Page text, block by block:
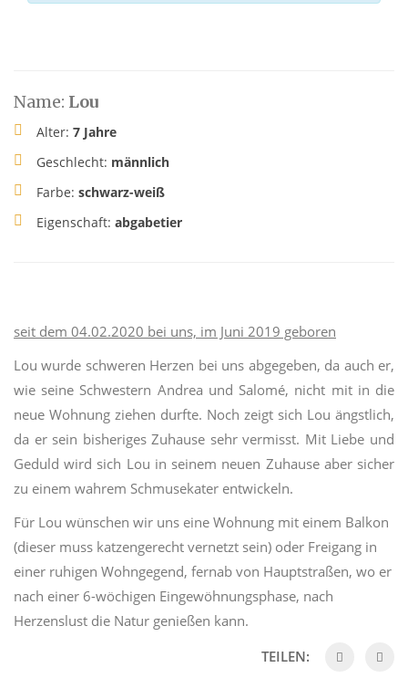
Name: Lou
Alter: 7 Jahre
Geschlecht: männlich
Farbe: schwarz-weiß
Eigenschaft: abgabetier
seit dem 04.02.2020 bei uns, im Juni 2019 geboren
Lou wurde schweren Herzen bei uns abgegeben, da auch er,
wie seine Schwestern Andrea und Salomé, nicht mit in die
neue Wohnung ziehen durfte. Noch zeigt sich Lou ängstlich,
da er sein bisheriges Zuhause sehr vermisst. Mit Liebe und
Geduld wird sich Lou in seinem neuen Zuhause aber sicher
zu einem wahrem Schmusekater entwickeln.
Für Lou wünschen wir uns eine Wohnung mit einem Balkon
(dieser muss katzengerecht vernetzt sein) oder Freigang in
einer ruhigen Wohngegend, fernab von Hauptstraßen, wo er
nach einer 6-wöchigen Eingewöhnungsphase, nach
Herzenslust die Natur genießen kann.
TEILEN: